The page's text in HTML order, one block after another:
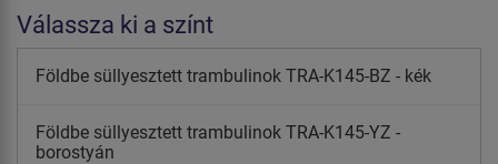
Válassza ki a színt
Földbe süllyesztett trambulinok TRA-K145-BZ - kék
Földbe süllyesztett trambulinok TRA-K145-YZ -
borostyán